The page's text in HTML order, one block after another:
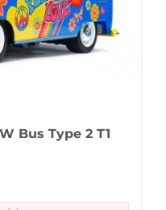
Bus Type 2 T1